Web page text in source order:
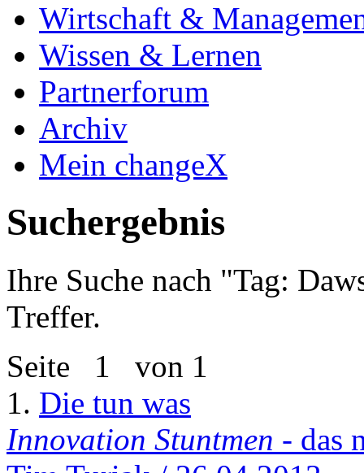
Wirtschaft &
Wissen & Lernen
Partnerforum
Archiv
Mein changeX
Suchergebnis
Ihre Suche nach "Tag:
Treffer.
Seite 1 von 1
1. Die tun was
Innovation Stuntmen - das